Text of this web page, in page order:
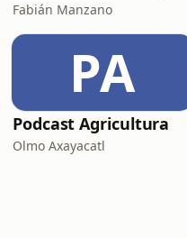
Fabián Manzano
PA
Podcast Agricultura
Olmo Axayacatl